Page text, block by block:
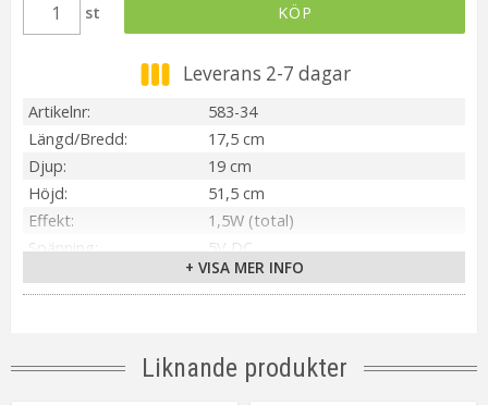
st
KÖP
Leverans 2-7 dagar
Artikelnr
583-34
Längd/Bredd
17,5 cm
Djup
19 cm
Höjd
51,5 cm
Effekt
1,5W (total)
Spänning
5V DC
IP44
Transformator
5V DC 1.5W IP44
Inbyggd LED
Integrerad
+ VISA MER INFO
Liknande produkter